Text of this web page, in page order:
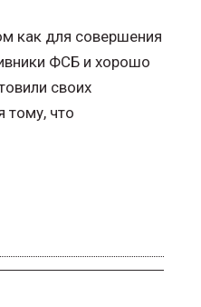
как для совершения
ФСБ и хорошо
своих
тому, что